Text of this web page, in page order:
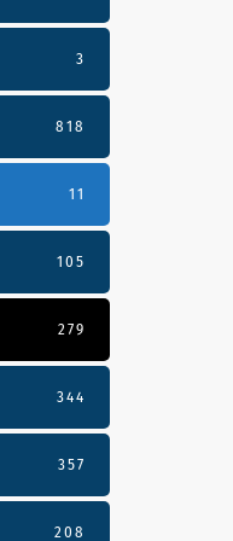
3
818
11
105
279
344
357
208